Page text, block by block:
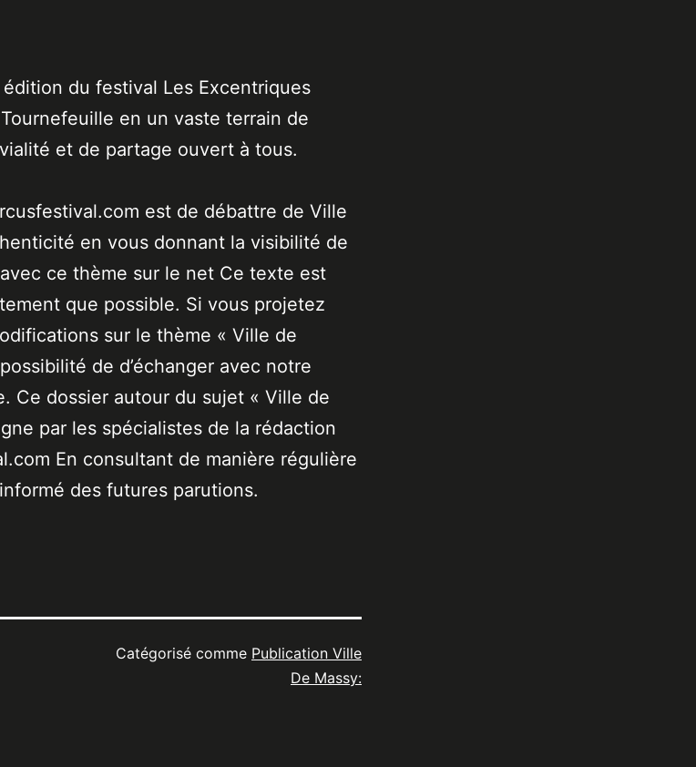
du festival Les Excentriques
en un vaste terrain de
et de partage ouvert à tous.
est de débattre de Ville
en vous donnant la visibilité de
ce thème sur le net Ce texte est
que possible. Si vous projetez
sur le thème « Ville de
de d’échanger avec notre
Ce dossier autour du sujet « Ville de
par les spécialistes de la rédaction
En consultant de manière régulière
des futures parutions.
Catégorisé comme Publication Ville
De Massy: